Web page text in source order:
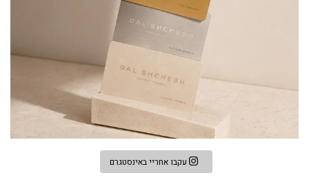
עקבו אחריי באינסטגרם